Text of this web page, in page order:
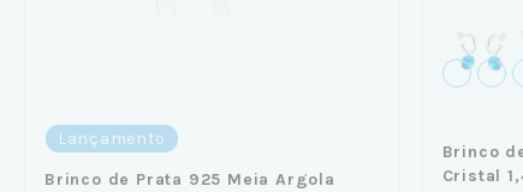
Lançamento
Brinco de Prata 925 Meia Argola
Brinco
Cristal